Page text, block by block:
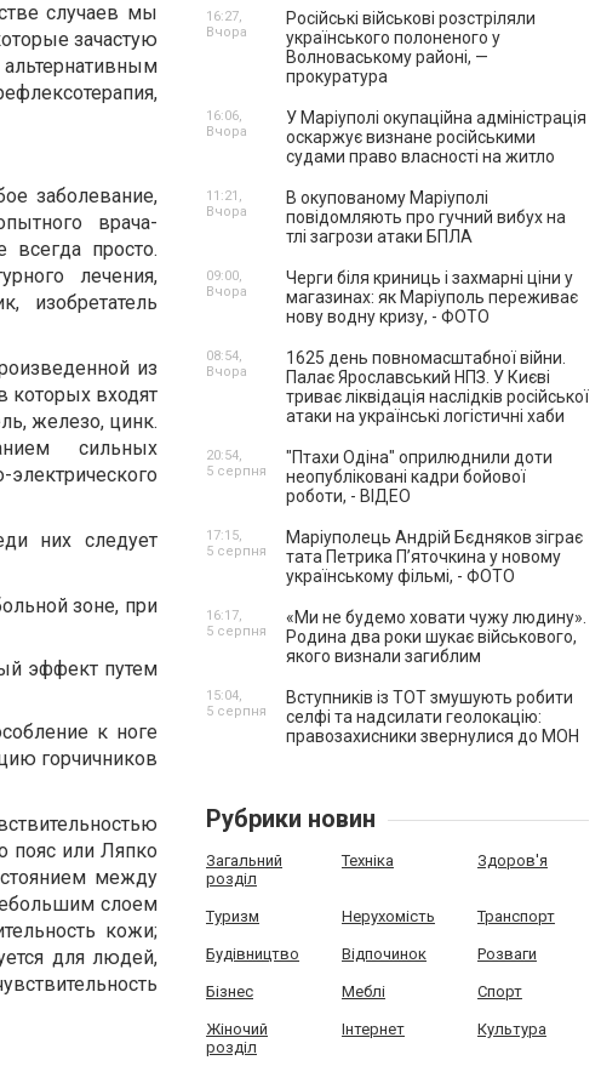
случаев мы
зачастую
заболевание,
врача-
просто.
лечения,
изобретатель
из
которых входят
железо, цинк.
сильных
них следует
зоне, при
эффект путем
к ноге
горчичников
пояс или Ляпко
между
слоем
кожи;
для людей,
Російські військові розстріляли
українського полоненого у
Волноваському районі, —
прокуратура
16:27,
Вчора
У Маріуполі окупаційна адміністрація
оскаржує визнане російськими
судами право власності на житло
16:06,
Вчора
В окупованому Маріуполі
повідомляють про гучний вибух на
тлі загрози атаки БПЛА
11:21,
Вчора
Черги біля криниць і захмарні ціни у
магазинах: як Маріуполь переживає
нову водну кризу, - ФОТО
09:00,
Вчора
1625 день повномасштабної війни.
Палає Ярославський НПЗ. У Києві
триває ліквідація наслідків російської
атаки на українські логістичні хаби
08:54,
Вчора
"Птахи Одіна" оприлюднили доти
неопубліковані кадри бойової
роботи, - ВІДЕО
20:54,
5 серпня
Маріуполець Андрій Бєдняков зіграє
тата Петрика П’яточкина у новому
українському фільмі, - ФОТО
17:15,
5 серпня
«Ми не будемо ховати чужу людину».
Родина два роки шукає військового,
якого визнали загиблим
16:17,
5 серпня
Вступників із ТОТ змушують робити
селфі та надсилати геолокацію:
правозахисники звернулися до МОН
15:04,
5 серпня
Рубрики новин
Загальний
розділ
Техніка Здоров'я
Туризм Нерухомість Транспорт
Будівництво Відпочинок Розваги
Бізнес Меблі Спорт
Жіночий
розділ
Інтернет Культура